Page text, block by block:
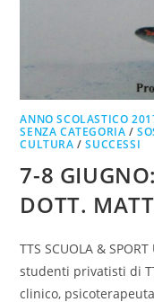
ANNO SCOLASTICO
SENZA CATEGORIA /
CULTURA /SUCCESSI
7-8
DOTT.
TTS SCUOLA &
studenti privatisti di
clinico,